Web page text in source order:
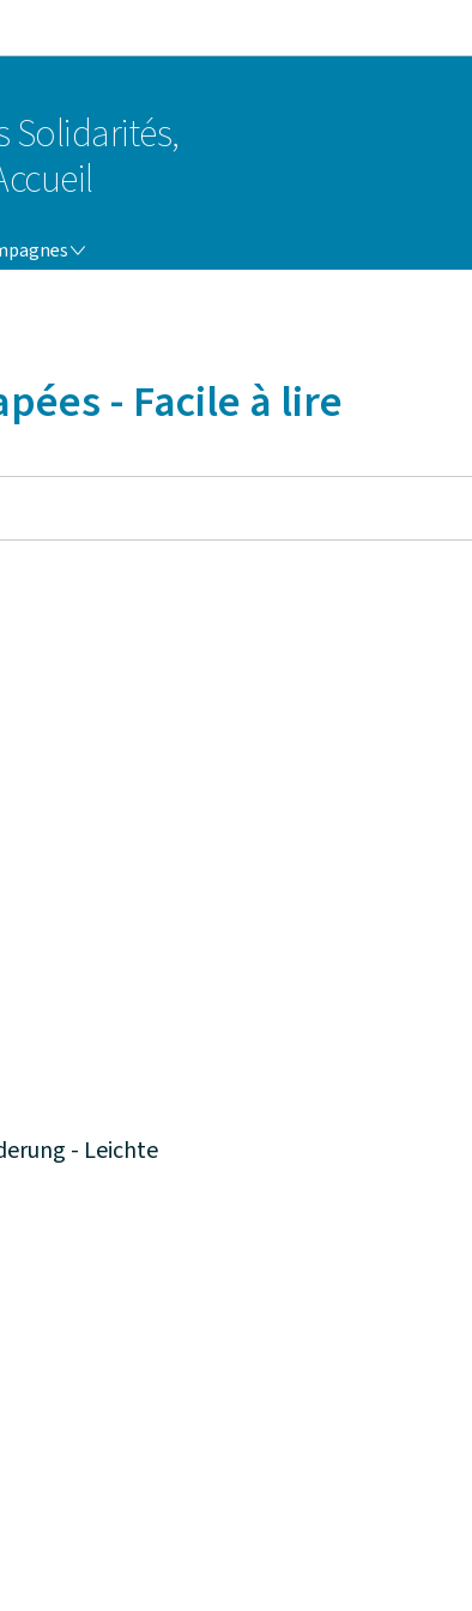
Solidarités,
- Facile à lire
- Leichte